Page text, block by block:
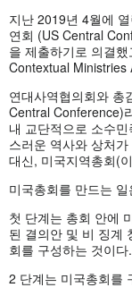
지난 2019년 4월에
연회 (US Central
을 제출하기로 의결
Contextual Ministries
연대사역협의회와 총
Central Conference)
내 교단적으로 소수
스러운 역사와 상처
대신, 미국지역총회(
미국총회를 만드는
첫 단계는 총회 안에
된 결의안 및 비 징계
회를 구성하는 것이다.
2 단계는 미국총회를